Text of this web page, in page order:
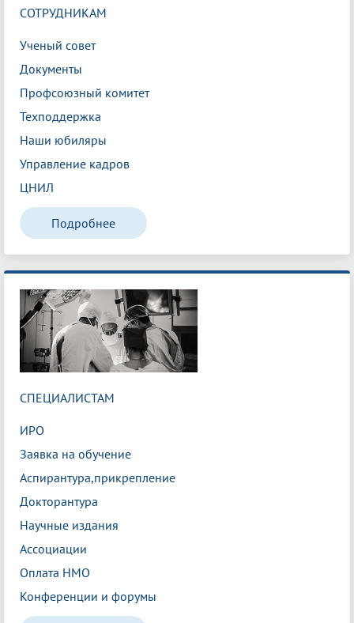
СОТРУДНИКАМ
Ученый совет
Документы
Профсоюзный комитет
Техподдержка
Наши юбиляры
Управление кадров
ЦНИЛ
Подробнее
СПЕЦИАЛИСТАМ
ИРО
Заявка на обучение
Аспирантура,прикрепление
Докторантура
Научные издания
Ассоциации
Оплата НМО
Конференции и форумы